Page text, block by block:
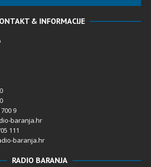
& INFORMACIJE
9
baranja.hr
111
baranja.hr
RADIO BARANJA